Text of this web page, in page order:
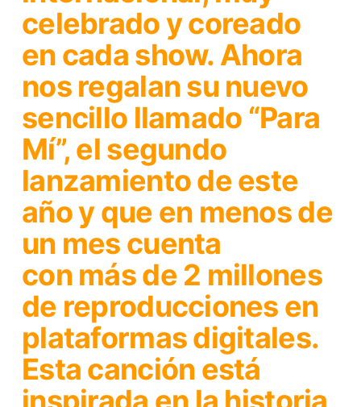
celebrado y coreado
en cada show. Ahora
nos regalan su nuevo
sencillo llamado “Para
Mí”, el segundo
lanzamiento de este
año y que en menos de
un mes cuenta
con más de 2 millones
de reproducciones en
plataformas digitales.
Esta canción está